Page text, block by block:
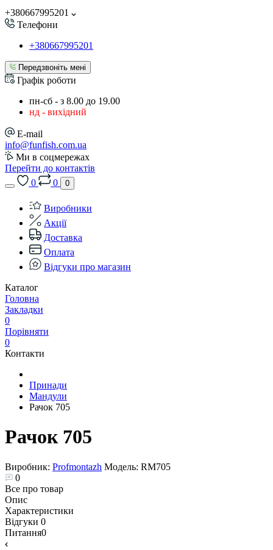
+380667995201
Телефони
+380667995201
Передзвоніть мені
Графік роботи
пн-сб - з 8.00 до 19.00
нд - вихідний
E-mail
info@funfish.com.ua
Ми в соцмережах
Перейти до контактів
0
0 0
Виробники
Акції
Доставка
Оплата
Відгуки про магазин
Каталог
Головна
Закладки
0
Порівняти
0
Контакти
Принади
Мандули
Рачок 705
Рачок 705
Виробник: Profmontazh Модель: RM705
0
Все про товар
Опис
Характеристики
Відгуки 0
Питання0